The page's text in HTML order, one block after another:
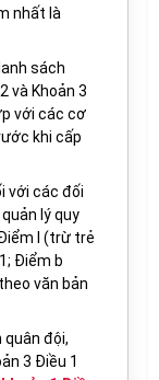
nhất là
sách
và Khoản 3
với các cơ
khi cấp
với các đối
lý quy
l (trừ trẻ
Điểm b
văn bản
quân đội,
3 Điều 1